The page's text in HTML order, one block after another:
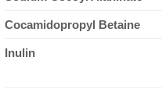
Cocamidopropyl Betaine
Inulin